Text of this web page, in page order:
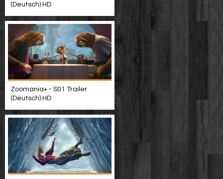
(Deutsch) HD
Zoomania+ - S01 Trailer
(Deutsch) HD